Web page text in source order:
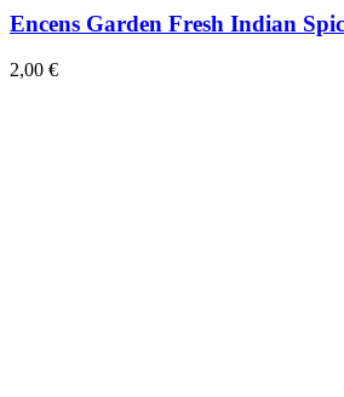
Encens Garden Fresh Indian
2,00 €